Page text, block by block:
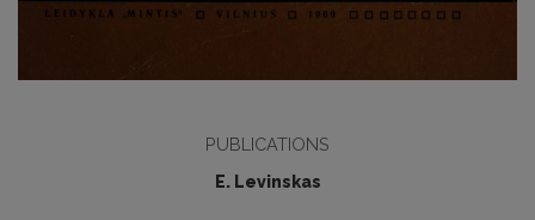
PUBLICATIONS
E. Levinskas